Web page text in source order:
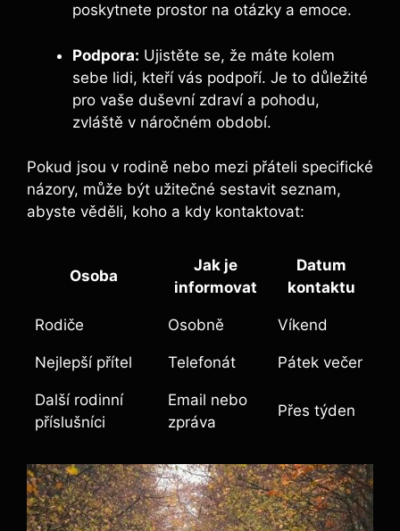
poskytnete prostor na otázky a emoce.
Podpora: Ujistěte se, že máte kolem
sebe lidi, kteří vás podpoří. Je to důležité
pro vaše duševní zdraví a pohodu,
zvláště v náročném období.
Pokud jsou v rodině nebo mezi přáteli specifické
názory, může být užitečné sestavit seznam,
abyste věděli, koho a kdy kontaktovat:
Osoba
Jak je
informovat
Datum
kontaktu
Rodiče Osobně Víkend
Nejlepší přítel Telefonát Pátek večer
Další rodinní
příslušníci
Email nebo
zpráva
Přes týden